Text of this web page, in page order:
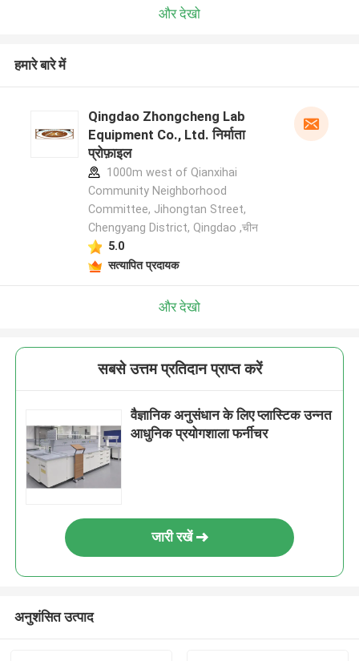
और देखो
हमारे बारे में
Qingdao Zhongcheng Lab
Equipment Co., Ltd. निर्माता
प्रोफ़ाइल
1000m west of Qianxihai
Community Neighborhood
Committee, Jihongtan Street,
Chengyang District, Qingdao ,चीन
5.0
सत्यापित प्रदायक
और देखो
सबसे उत्तम प्रतिदान प्राप्त करें
वैज्ञानिक अनुसंधान के लिए प्लास्टिक उन्नत
आधुनिक प्रयोगशाला फर्नीचर
जारी रखें
अनुशंसित उत्पाद